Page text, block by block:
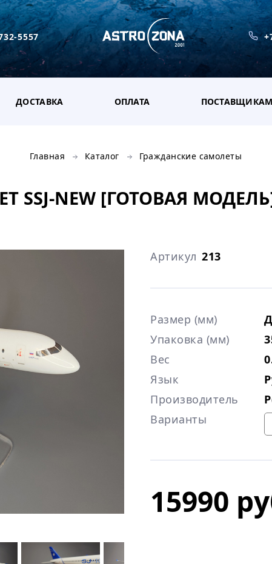
5557
ДОСТАВКА ОПЛАТА ПОСТАВЩИКАМ
Главная Каталог Гражданские самолеты
SSJ-NEW [ГОТОВАЯ
Артикул 213
Размер (мм)
Упаковка (мм)
Вес
Язык
Производитель
Варианты
15990